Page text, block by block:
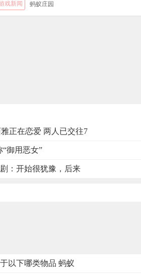
戏新闻 蚂蚁庄园
正在恋爱 两人已交往7
御用恶女”
：开始很犹豫，后来
以下哪类物品 蚂蚁